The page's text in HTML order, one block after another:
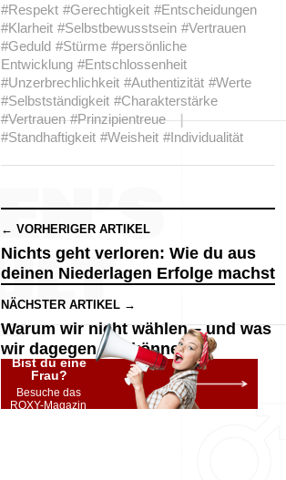
#Respekt #Gerechtigkeit #Entscheidungen
#Klarheit #Selbstbewusstsein #Vertrauen
#Geduld #Stürme #persönliche
Entwicklung #Entschlossenheit
#Unzerbrechlichkeit #Authentizität #Werte
#Selbstständigkeit #Charakterstärke
#Vertrauen #Prinzipientreue
#Standhaftigkeit #Weisheit #Individualität
← VORHERIGER ARTIKEL
Nichts geht verloren: Wie du aus
deinen Niederlagen Erfolge machst
NÄCHSTER ARTIKEL →
Warum wir nicht wählen – und was
wir dagegen tun können
Bist du eine
Frau?
Besuche das
ROXY-Magazin